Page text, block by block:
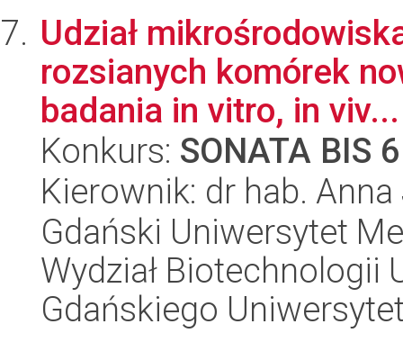
Udział
rozsianych komórek
badania in vitro, in viv...
Konkurs: SONATA BIS 6
Kierownik: dr hab.
Gdański Uniwersytet
Wydział Biotechnologii
Gdańskiego